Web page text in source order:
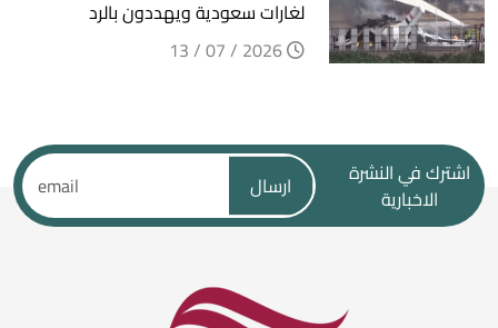
لغارات سعودية ويهددون بالرد
اشترك في النشرة
الاخبارية
ارسال